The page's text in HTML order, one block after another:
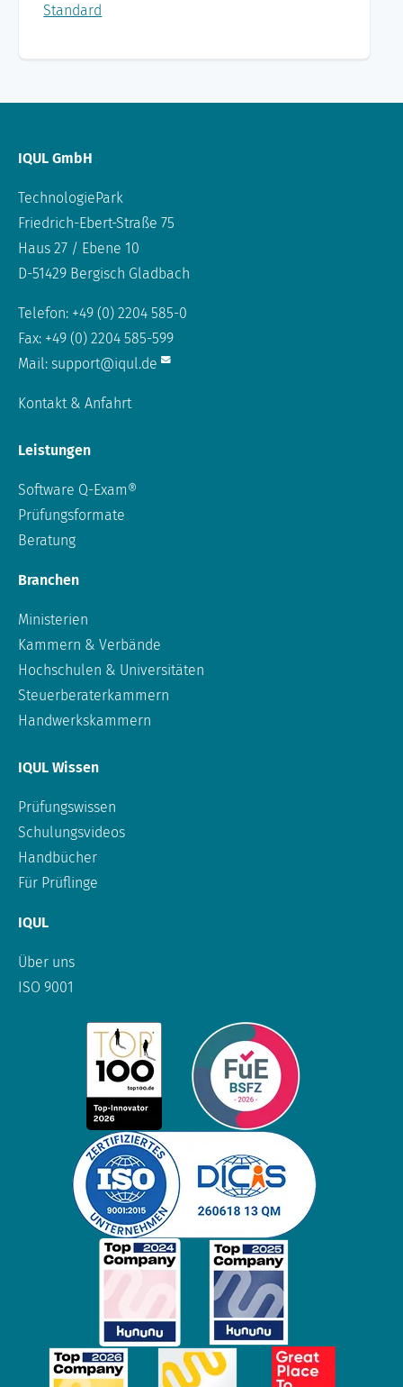
Standard
IQUL GmbH
TechnologiePark
Friedrich-Ebert-Straße 75
Haus 27 / Ebene 10
D-51429 Bergisch Gladbach
Telefon: +49 (0) 2204 585-0
Fax: +49 (0) 2204 585-599
Mail: support@iqul.de
Kontakt & Anfahrt
Leistungen
Software Q-Exam®
Prüfungsformate
Beratung
Branchen
Ministerien
Kammern & Verbände
Hochschulen & Universitäten
Steuerberaterkammern
Handwerkskammern
IQUL Wissen
Prüfungswissen
Schulungsvideos
Handbücher
Für Prüflinge
IQUL
Über uns
ISO 9001